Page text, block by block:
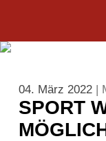
04. März 2022 |
SPORT